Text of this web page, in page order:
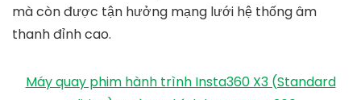
mà còn được tận hưởng mạng lưới hệ thống âm
thanh đỉnh cao.
Máy quay phim hành trình Insta360 X3 (Standard